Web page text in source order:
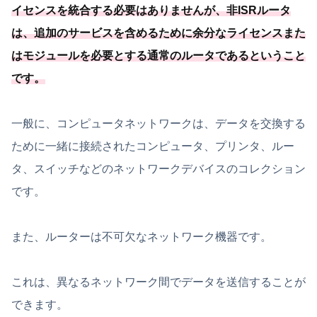
イセンスを統合する必要はありませんが、非ISRルータ
は、追加のサービスを含めるために余分なライセンスまた
はモジュールを必要とする通常のルータであるということ
です。
一般に、コンピュータネットワークは、データを交換する
ために一緒に接続されたコンピュータ、プリンタ、ルー
タ、スイッチなどのネットワークデバイスのコレクション
です。
また、ルーターは不可欠なネットワーク機器です。
これは、異なるネットワーク間でデータを送信することが
できます。